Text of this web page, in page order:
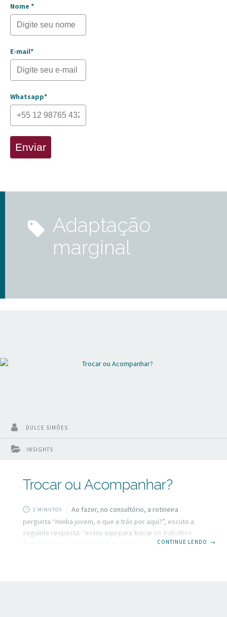
Nome *
E-mail*
Whatsapp*
Enviar
adaptação
marginal
INSIGHTS
DULCE SIMÕES
Trocar ou Acompanhar?
2 MINUTOS
Ao fazer, no consultório, a rotineira
pergunta “minha jovem, o que a trás por aqui?”, escuto a
seguinte resposta: “estou aqui para trocar os trabalhos
feitos há dez anos”. Mando a segunda: “por que, o que
CONTINUE LENDO →